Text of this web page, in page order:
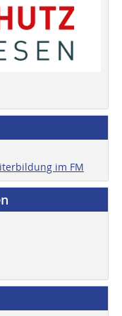
im FM